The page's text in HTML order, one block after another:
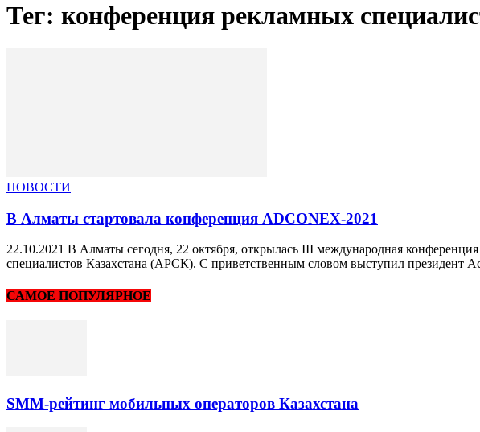
Тег: конференция рекламных
НОВОСТИ
В Алматы стартовала конференция ADCONEX-2021
22.10.2021 В Алматы сегодня, 22 октября, открылась III международная
специалистов Казахстана (АРСК). С приветственным словом выступил президент
САМОЕ ПОПУЛЯРНОЕ
SMM-рейтинг мобильных операторов Казахстана